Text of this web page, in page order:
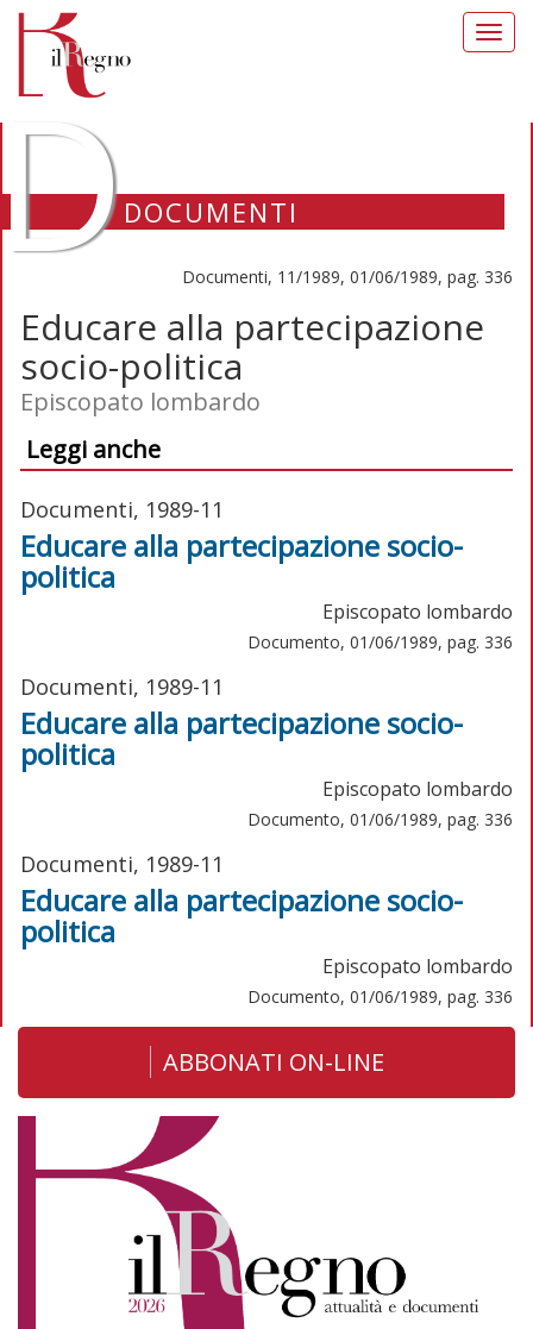
DOCUMENTI
Documenti, 11/1989, 01/06/1989, pag. 336
Educare alla partecipazione
socio-politica
Episcopato lombardo
Leggi anche
Documenti, 1989-11
Educare alla partecipazione socio-
politica
Episcopato lombardo
Documento, 01/06/1989, pag. 336
Documenti, 1989-11
Educare alla partecipazione socio-
politica
Episcopato lombardo
Documento, 01/06/1989, pag. 336
Documenti, 1989-11
Educare alla partecipazione socio-
politica
Episcopato lombardo
Documento, 01/06/1989, pag. 336
ABBONATI ON-LINE